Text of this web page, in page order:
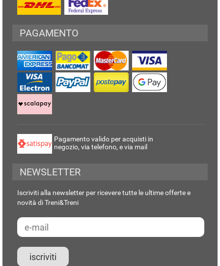
PAGAMENTO
Pagamento valido per acquisti in
negozio, via telefono, e via mail
NEWSLETTER
Iscriviti alla newsletter per ricevere tutte le ultime offerte e
novità di Treni&Treni